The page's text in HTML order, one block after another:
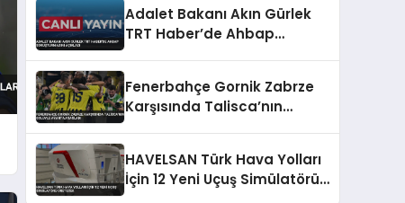
Adalet Bakanı Akın Gürlek
TRT Haber’de Ahbap
Fenerbahçe Gornik Zabrze
Karşısında Talisca’nın
HAVELSAN Türk Hava Yolları
İçin 12 Yeni Uçuş Simülatörü